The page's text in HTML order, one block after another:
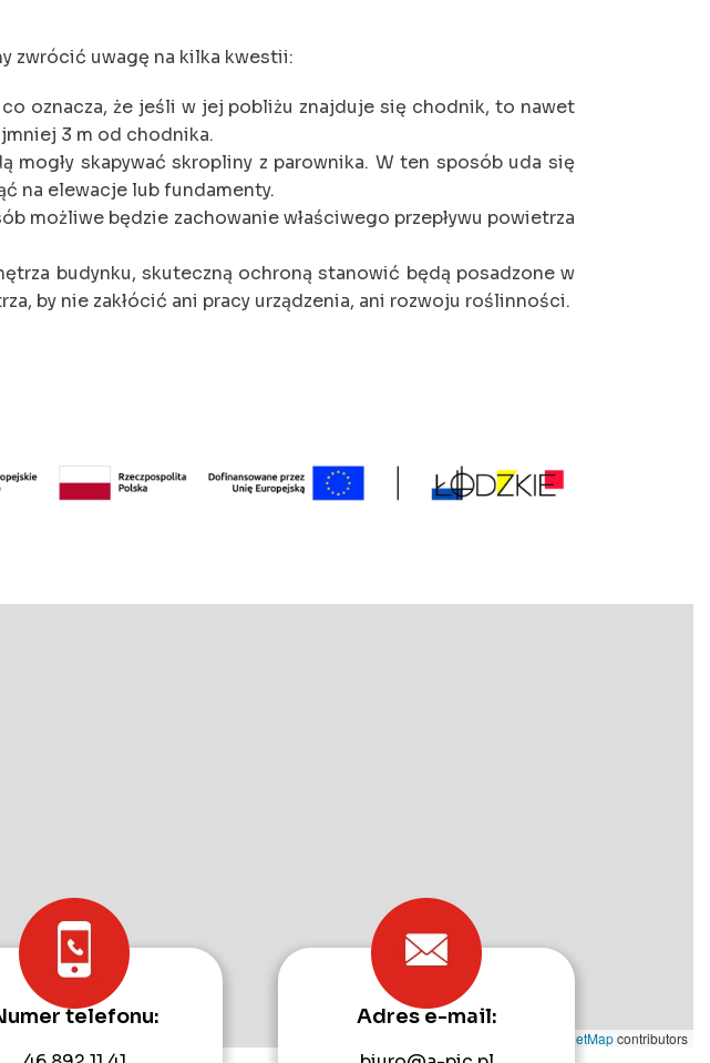
zwrócić uwagę na kilka kwestii:
oznacza, że jeśli w jej pobliżu znajduje się chodnik, to nawet
3 m od chodnika.
skapywać skropliny z parownika. W ten sposób uda się
na elewacje lub fundamenty.
możliwe będzie zachowanie właściwego przepływu powietrza
budynku, skuteczną ochroną stanowić będą posadzone w
by nie zakłócić ani pracy urządzenia, ani rozwoju roślinności.
OpenStreetMapcontributors
telefonu: Adres e-mail: